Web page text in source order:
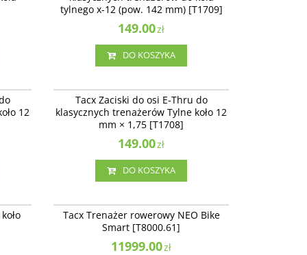
Dostępność: Produkt sprowadzany na
tylnego x-12 (pow. 142 mm) [T1709]
149.00zł
DO KOSZYKA
12
Tacx Zaciski do osi E-Thru do klasycznych
trenażerów Tylne koło 12 mm × 1,75 [T1708]
Dostępność: Produkt sprowadzany na
zamówienie
Tacx Zaciski do osi E-Thru do
klasycznych trenażerów Tylne koło 12
mm × 1,75 [T1708]
149.00zł
DO KOSZYKA
Tacx Trenażer rowerowy NEO Bike Smart
[T8000.61]
: Zakończono produkcję. Produkt
Tacx Trenażer rowerowy NEO Bike
Smart [T8000.61]
11999.00zł